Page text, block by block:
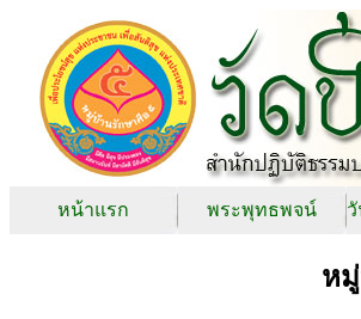
หน้าแรก พระพุทธพจน์
ห